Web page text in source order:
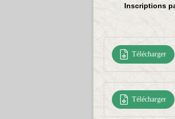
Inscriptions
Télécharger
Télécharger